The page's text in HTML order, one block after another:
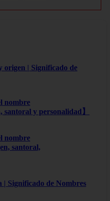
origen | Significado de
nombre
y personalidad】
nombre
santoral,
| Significado de Nombres